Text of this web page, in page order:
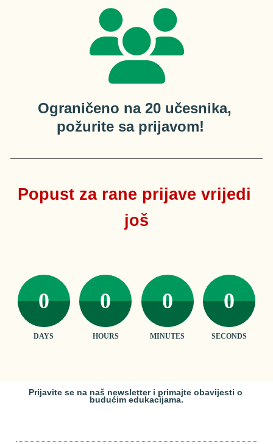
Ograničeno na 20 učesnika,
požurite sa prijavom!
Popust za rane prijave vrijedi
još
0
DAYS
0
HOURS
0
MINUTES
0
SECONDS
Prijavite se na naš newsletter i primajte obavijesti o
budućim edukacijama.